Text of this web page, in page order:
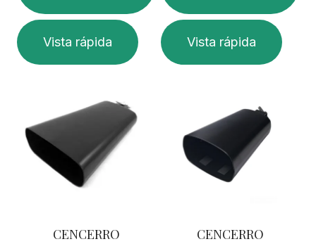
Vista rápida Vista rápida
CENCERRO
CENCERRO